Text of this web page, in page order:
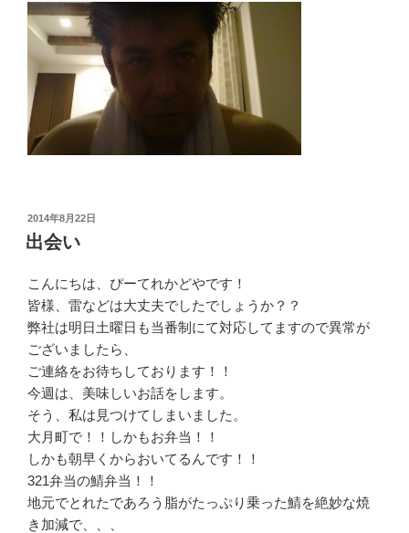
投
稿
日:
2014年8月22日
出会い
こんにちは、ぴーてれかどやです！
皆様、雷などは大丈夫でしたでしょうか？？
弊社は明日土曜日も当番制にて対応してますので異常が
ございましたら、
ご連絡をお待ちしております！！
今週は、美味しいお話をします。
そう、私は見つけてしまいました。
大月町で！！しかもお弁当！！
しかも朝早くからおいてるんです！！
321弁当の鯖弁当！！
地元でとれたであろう脂がたっぷり乗った鯖を絶妙な焼
き加減で、、、